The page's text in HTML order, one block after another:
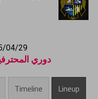
04/29
دوري المحترفين
Lineup
Timeline